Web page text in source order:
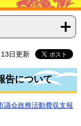
日更新
告について
会政務活動費収支報